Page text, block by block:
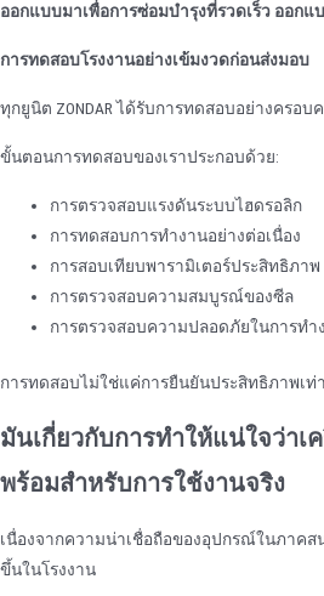
ออกแบบมาเพื่อการซ่อมบํารุงที่รวดเร็ว ออกแ
การทดสอบโรงงานอย่างเข้มงวดก่อนส่งมอบ
ทุกยูนิต ZONDAR ได้รับการทดสอบอย่างครอ
ขั้นตอนการทดสอบของเราประกอบด้วย:
การตรวจสอบแรงดันระบบไฮดรอลิก
การทดสอบการทํางานอย่างต่อเนื่อง
การสอบเทียบพารามิเตอร์ประสิทธิภาพ
การตรวจสอบความสมบูรณ์ของซีล
การตรวจสอบความปลอดภัยในการทํา
การทดสอบไม่ใช่แค่การยืนยันประสิทธิภาพเท่
มันเกี่ยวกับการทําให้แน่ใจว่าเ
พร้อมสําหรับการใช้งานจริง
เนื่องจากความน่าเชื่อถือของอุปกรณ์ในภาค
ขึ้นในโรงงาน